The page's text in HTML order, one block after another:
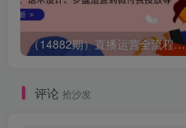
（14882期）直播运营全流程课程-5月更新：从起号、话术设计、罗盘运营到微付费投放等
评论 抢沙发